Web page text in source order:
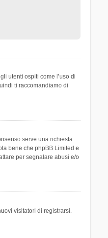
utenti ospiti come l’uso di
ti raccomandiamo di
serve una richiesta
bene che phpBB Limited e
per segnalare abusi e/o
visitatori di registrarsi.